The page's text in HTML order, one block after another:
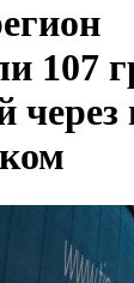
107
через